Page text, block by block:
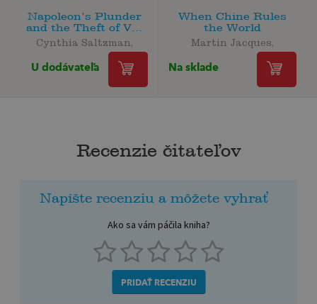
Napoleon's Plunder
and the Theft of V...
Cynthia Saltzman,
U dodávateľa
When Chine Rules
the World
Martin Jacques,
Na sklade
Recenzie čitateľov
Napíšte recenziu a môžete vyhrať
Ako sa vám páčila kniha?
PRIDAŤ RECENZIU